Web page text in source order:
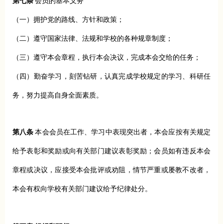
（一）拥护党的路线、方针和政策；
（二）遵守国家法律、法规和学校的各种规章制度；
（三）遵守本会章程，执行本会决议，完成本会交给的任务；
（四）勤奋学习，刻苦钻研，认真完成学校规定的学习、科研任
务，努力提高自身全面素质。
第八条 本会会员在工作、学习中表现突出者，本会应按有关规定
给予表彰和奖励或向有关部门建议表彰奖励；会员如有违反本会
章程或决议，应接受本会批评或劝阻，情节严重或屡教不改者，
本会有权向学校有关部门建议给予纪律处分。